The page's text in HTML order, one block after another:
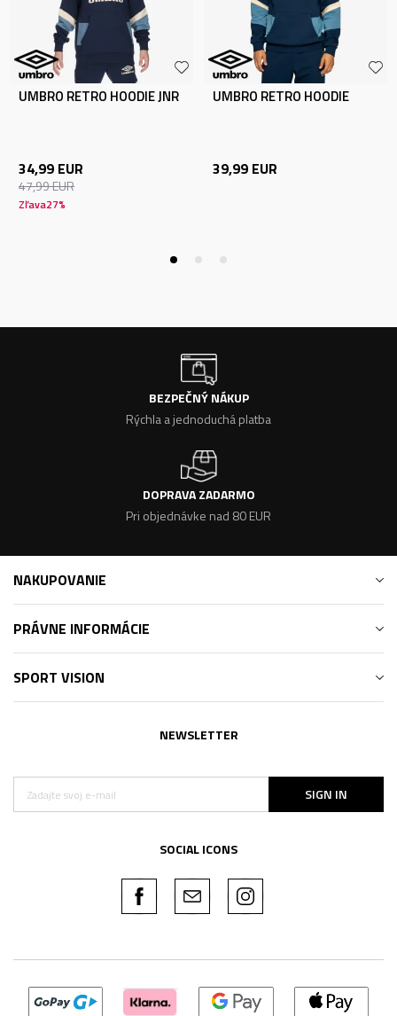
UMBRO RETRO HOODIE JNR
34,99 EUR
47,99EUR
Zľava27%
UMBRO RETRO HOODIE
39,99 EUR
BEZPEČNÝ NÁKUP
Rýchla a jednoduchá platba
DOPRAVA ZADARMO
Pri objednávke nad 80 EUR
NAKUPOVANIE
PRÁVNE INFORMÁCIE
SPORT VISION
NEWSLETTER
SIGN IN
SOCIAL ICONS